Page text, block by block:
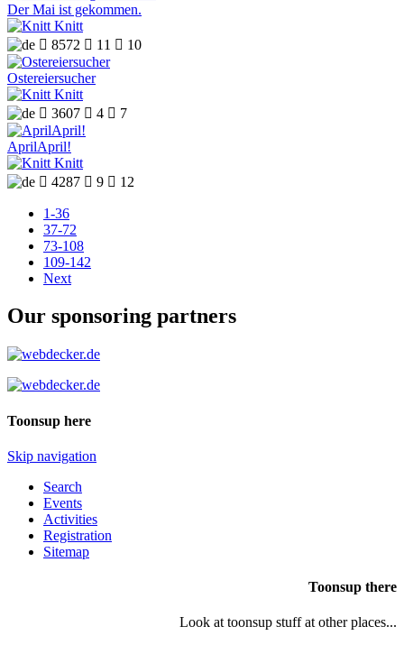
Der Mai ist gekommen.
Knitt
 8572  11  10
Ostereiersucher
Knitt
 3607  4  7
AprilApril!
Knitt
 4287  9  12
1-36
37-72
73-108
109-142
Next
Our sponsoring partners
Toonsup here
Skip navigation
Search
Events
Activities
Registration
Sitemap
Toonsup there
Look at toonsup stuff at other places...